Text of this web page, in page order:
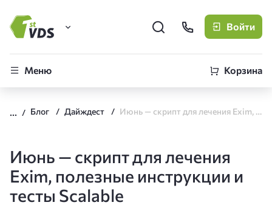
FirstVDS (вы здесь)
CLO
Войти
Меню Корзина
Блог Дайждест Июнь — скрипт для лечения Exim, полезные инструкции и тесты Scalable
Июнь — скрипт для лечения
Exim, полезные инструкции и
тесты Scalable